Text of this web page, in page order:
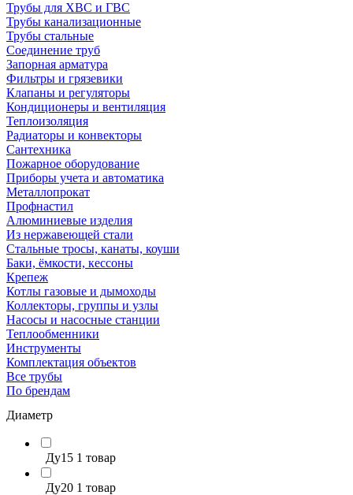
Трубы для ХВС и ГВС
Трубы канализационные
Трубы стальные
Соединение труб
Запорная арматура
Фильтры и грязевики
Клапаны и регуляторы
Кондиционеры и вентиляция
Теплоизоляция
Радиаторы и конвекторы
Сантехника
Пожарное оборудование
Приборы учета и автоматика
Металлопрокат
Профнастил
Алюминиевые изделия
Из нержавеющей стали
Стальные тросы, канаты, коуши
Баки, ёмкости, кессоны
Крепеж
Котлы газовые и дымоходы
Коллекторы, группы и узлы
Насосы и насосные станции
Теплообменники
Инструменты
Комплектация объектов
Все трубы
По брендам
Диаметр
Ду15 1 товар
Ду20 1 товар